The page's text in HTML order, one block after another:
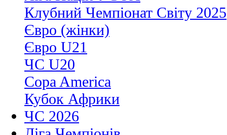
Клубний Чемпіонат Світу 2025
Євро (жінки)
Євро U21
ЧС U20
Copa America
Кубок Африки
ЧС 2026